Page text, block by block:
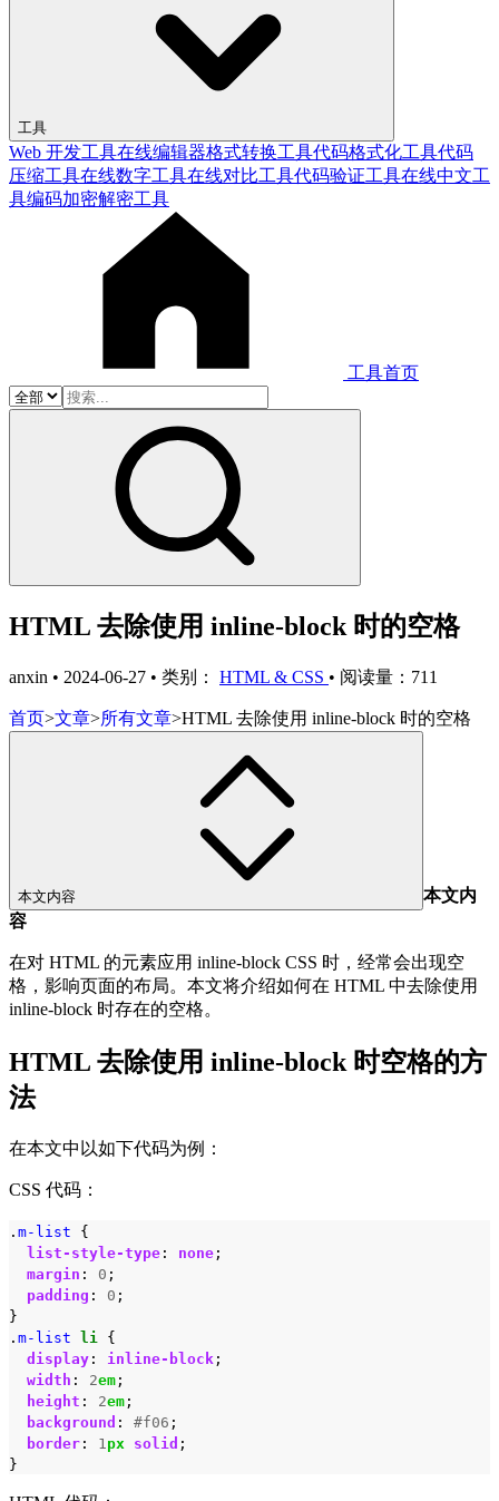
工具
Web 开发工具在线编辑器格式转换工具代码格式化工具代码
压缩工具在线数字工具在线对比工具代码验证工具在线中文工
具编码加密解密工具
工具首页
HTML 去除使用 inline-block 时的空格
anxin • 2024-06-27 • 类别： HTML & CSS • 阅读量：711
首页>文章>所有文章>HTML 去除使用 inline-block 时的空格
本文内容
本文内
容
在对 HTML 的元素应用 inline-block CSS 时，经常会出现空
格，影响页面的布局。本文将介绍如何在 HTML 中去除使用
inline-block 时存在的空格。
HTML 去除使用 inline-block 时空格的方
法
在本文中以如下代码为例：
CSS 代码：
. m-list
{
list-style-type : none ;
margin : 0 ;
padding : 0 ;
}
. m-list li
{
display : inline-block ;
width : 2em ;
height : 2em ;
background : #f06 ;
border : 1 px solid ;
}